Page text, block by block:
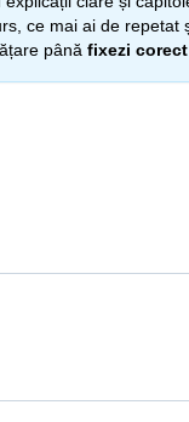
ce mai ai de repetat
până fixezi